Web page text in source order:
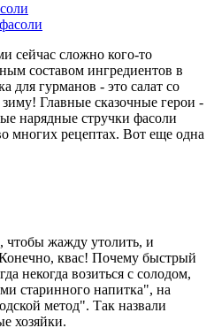
сейчас сложно кого-то
составом ингредиентов в
для гурманов - это салат со
Главные сказочные герои -
нарядные стручки фасоли
многих рецептах. Вот еще одна
чтобы жажду утолить, и
квас! Почему быстрый
некогда возиться с солодом,
старинного напитка", на
метод". Так назвали
хозяйки.